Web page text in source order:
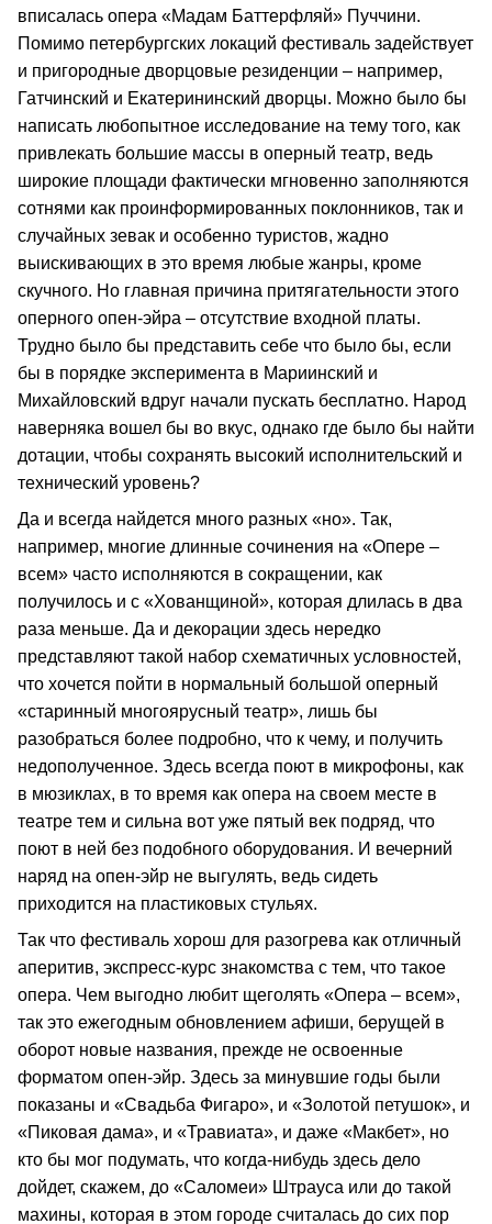
вписалась опера «Мадам Баттерфляй» Пуччини.
Помимо петербургских локаций фестиваль задействует
и пригородные дворцовые резиденции – например,
Гатчинский и Екатерининский дворцы. Можно было бы
написать любопытное исследование на тему того, как
привлекать большие массы в оперный театр, ведь
широкие площади фактически мгновенно заполняются
сотнями как проинформированных поклонников, так и
случайных зевак и особенно туристов, жадно
выискивающих в это время любые жанры, кроме
скучного. Но главная причина притягательности этого
оперного опен-эйра – отсутствие входной платы.
Трудно было бы представить себе что было бы, если
бы в порядке эксперимента в Мариинский и
Михайловский вдруг начали пускать бесплатно. Народ
наверняка вошел бы во вкус, однако где было бы найти
дотации, чтобы сохранять высокий исполнительский и
технический уровень?
Да и всегда найдется много разных «но». Так,
например, многие длинные сочинения на «Опере –
всем» часто исполняются в сокращении, как
получилось и с «Хованщиной», которая длилась в два
раза меньше. Да и декорации здесь нередко
представляют такой набор схематичных условностей,
что хочется пойти в нормальный большой оперный
«старинный многоярусный театр», лишь бы
разобраться более подробно, что к чему, и получить
недополученное. Здесь всегда поют в микрофоны, как
в мюзиклах, в то время как опера на своем месте в
театре тем и сильна вот уже пятый век подряд, что
поют в ней без подобного оборудования. И вечерний
наряд на опен-эйр не выгулять, ведь сидеть
приходится на пластиковых стульях.
Так что фестиваль хорош для разогрева как отличный
аперитив, экспресс-курс знакомства с тем, что такое
опера. Чем выгодно любит щеголять «Опера – всем»,
так это ежегодным обновлением афиши, берущей в
оборот новые названия, прежде не освоенные
форматом опен-эйр. Здесь за минувшие годы были
показаны и «Свадьба Фигаро», и «Золотой петушок», и
«Пиковая дама», и «Травиата», и даже «Макбет», но
кто бы мог подумать, что когда-нибудь здесь дело
дойдет, скажем, до «Саломеи» Штрауса или до такой
махины, которая в этом городе считалась до сих пор